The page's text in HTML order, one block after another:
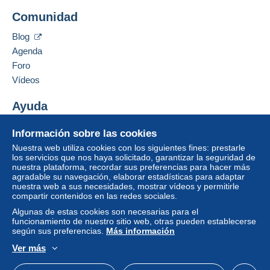
Esta zona incluyeun país.
Modo de envío
Pago por:
Carta (tamaño normal)
1,87 €
Identific
Registr
Condiciones de pago:
Añadir ese vendedor a los favoritos
Ocultar los objetos de este vendedor
Información sobre las cookies
Nuestra web utiliza cookies con los siguientes fines: prestarle
los servicios que nos haya solicitado, garantizar la seguridad de
nuestra plataforma, recordar sus preferencias para hacer más
agradable su navegación, elaborar estadísticas para adaptar
nuestra web a sus necesidades, mostrar vídeos y permitirle
compartir contenidos en las redes sociales.
Algunas de estas cookies son necesarias para el
funcionamiento de nuestro sitio web, otras pueden establecerse
según sus preferencias. Más información
Ver más
Comunidad
Blog
Agenda
Foro
Vídeos
Ayuda
Comprar en Delcampe
Vender en Delcampe
Una página securizada